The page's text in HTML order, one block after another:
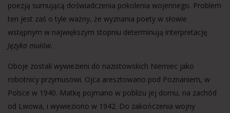
poezją sumującą doświadczenia pokolenia wojennego. Problem
ten jest zaś o tyle ważny, że wyznania poety w słowie
wstępnym w największym stopniu determinują interpretację
Języka mułów.
Oboje zostali wywiezieni do nazistowskich Niemiec jako
robotnicy przymusowi. Ojca aresztowano pod Poznaniem, w
Polsce w 1940. Matkę pojmano w pobliżu jej domu, na zachód
od Lwowa, i wywieziono w 1942. Do zakończenia wojny